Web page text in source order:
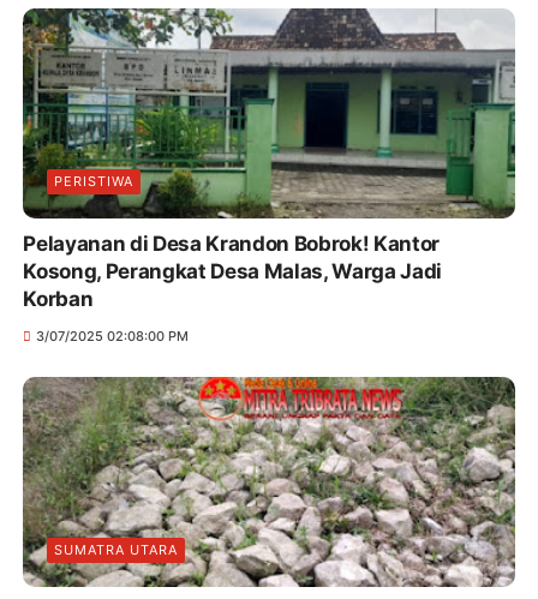
PERISTIWA
Pelayanan di Desa Krandon Bobrok! Kantor
Kosong, Perangkat Desa Malas, Warga Jadi
Korban
3/07/2025 02:08:00 PM
SUMATRA UTARA